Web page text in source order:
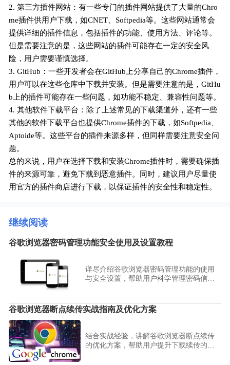
2. 第三方插件网站：有一些专门的插件网站提供了大量的Chro
me插件供用户下载，如CNET、Softpedia等。这些网站通常会
提供详细的插件信息，包括插件的功能、使用方法、评论等。
但是需要注意的是，这些网站的插件可能存在一定的安全风
险，用户需要谨慎选择。
3. GitHub：一些开发者会在GitHub上分享自己的Chrome插件，
用户可以在这些仓库中下载并安装。但是需要注意的是，GitHu
b上的插件可能存在一些问题，如功能不稳定、兼容性问题等。
4. 其他软件下载平台：除了上述常见的下载渠道外，还有一些
其他的软件下载平台也提供Chrome插件的下载，如Softpedia、
Aptoide等。这些平台的插件来源多样，但同样需要注意安全问
题。
总的来说，用户在选择下载和安装Chrome插件时，需要确保插
件的来源可靠，避免下载到恶意插件。同时，建议用户尽量使
用官方的插件商店进行下载，以保证插件的安全性和稳定性。
继续阅读
谷歌浏览器密码管理功能安全使用及设置教程
详尽介绍谷歌浏览器密码管理功能的使用
与安全设置，帮助用户科学管理密码信
谷歌浏览器断点续传实战指南及优化方案
结合实战经验，讲解谷歌浏览器断点续传
的优化方案，帮助用户提升下载续传的效